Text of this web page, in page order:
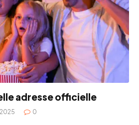
adresse officielle
0